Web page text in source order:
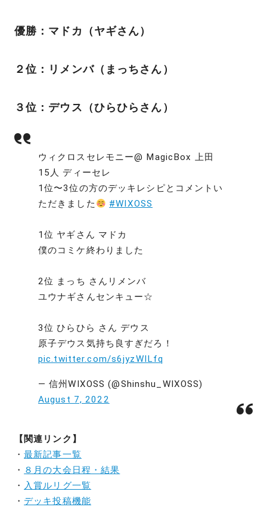
優勝：マドカ（ヤギさん）
２位：リメンバ（まっちさん）
３位：デウス（ひらひらさん）
ウィクロスセレモニー@ MagicBox 上田
15人 ディーセレ
1位〜3位の方のデッキレシピとコメントい
ただきました
#WIXOSS
1位 ヤギさん マドカ
僕のコミケ終わりました
2位 まっち さんリメンバ
ユウナギさんセンキュー☆
3位 ひらひら さん デウス
原子デウス気持ち良すぎだろ！
pic.twitter.com/s6jyzWILfq
— 信州WIXOSS (@Shinshu_WIXOSS)
August 7, 2022
【関連リンク】
・最新記事一覧
・ ８月の大会日程・結果
・ 入賞ルリグ一覧
・ デッキ投稿機能